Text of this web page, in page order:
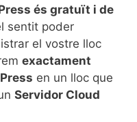
és gratuït i de
sentit poder
el vostre lloc
exactament
en un lloc que
Servidor Cloud